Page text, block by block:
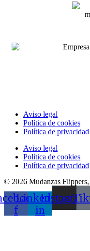
Aviso legal
Política de cookies
Política de privacidad
Aviso legal
Política de cookies
Política de privacidad
© 2026 Mudanzas Flippers,
f
Linkedin-
in
Instagram